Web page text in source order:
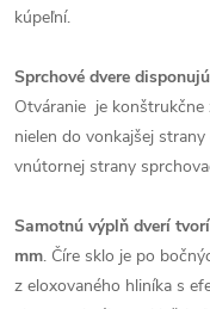
kúpeľní.
Sprchové dvere
Otváranie je konštrukčne
nielen do vonkajšej
vnútornej strany
Samotnú výplň dverí
mm. Číre sklo je po
z eloxovaného hliníka s